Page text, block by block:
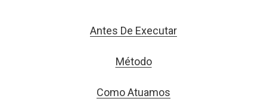
Antes De Executar
Método
Como Atuamos